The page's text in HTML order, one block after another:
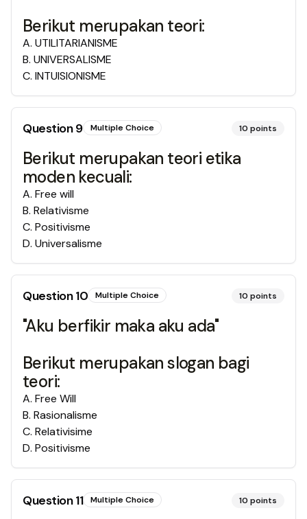
Berikut merupakan teori:
A. UTILITARIANISME
B. UNIVERSALISME
C. INTUISIONISME
Question9 Multiple Choice 10 points
Berikut merupakan teori etika
moden kecuali:
A. Free will
B. Relativisme
C. Positivisme
D. Universalisme
Question10 Multiple Choice 10 points
"Aku berfikir maka aku ada"
Berikut merupakan slogan bagi
teori:
A. Free Will
B. Rasionalisme
C. Relativisime
D. Positivisme
Question11 Multiple Choice 10 points